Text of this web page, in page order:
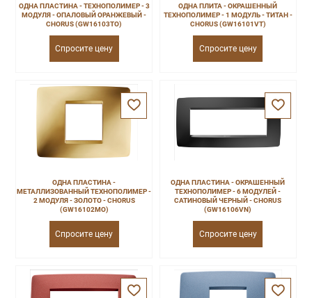
ОДНА ПЛАСТИНА - ТЕХНОПОЛИМЕР - 3
МОДУЛЯ - ОПАЛОВЫЙ ОРАНЖЕВЫЙ -
CHORUS (GW16103TO)
Спросите цену
ОДНА ПЛИТА - ОКРАШЕННЫЙ
ТЕХНОПОЛИМЕР - 1 МОДУЛЬ - ТИТАН -
CHORUS (GW16101VT)
Спросите цену
ОДНА ПЛАСТИНА -
МЕТАЛЛИЗОВАННЫЙ ТЕХНОПОЛИМЕР -
2 МОДУЛЯ - ЗОЛОТО - CHORUS
(GW16102MO)
Спросите цену
ОДНА ПЛАСТИНА - ОКРАШЕННЫЙ
ТЕХНОПОЛИМЕР - 6 МОДУЛЕЙ -
САТИНОВЫЙ ЧЕРНЫЙ - CHORUS
(GW16106VN)
Спросите цену